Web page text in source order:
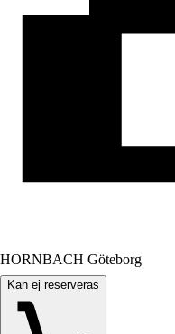
HORNBACH Göteborg
Kan ej reserveras